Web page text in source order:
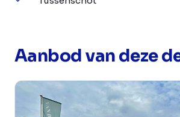
Aanbod van deze